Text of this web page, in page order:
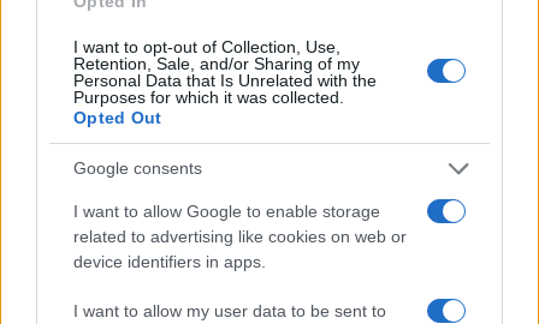
I want to opt-out of Collection, Use,
Retention, Sale, and/or Sharing of my
Personal Data that Is Unrelated with the
Purposes for which it was collected.
Opted Out
Google consents
I want to allow Google to enable storage
related to advertising like cookies on web or
device identifiers in apps.
I want to allow my user data to be sent to
Rendimentos de R$ 10 mil em diferentes investimentos com a
Selic a 14%
Bruno Costa · 7 ago 2026
FINANÇA